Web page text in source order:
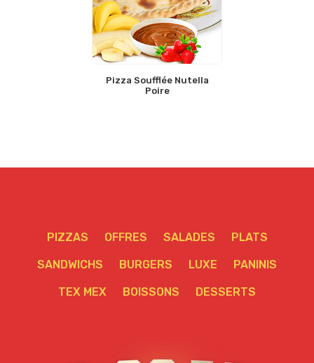
Pizza Soufflée Nutella
Poire
PIZZAS OFFRES SALADES PLATS
SANDWICHS BURGERS LUXE PANINIS
TEX MEX BOISSONS DESSERTS